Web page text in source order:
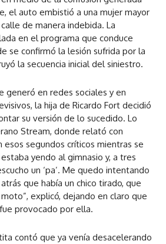
el auto embistió a una mujer mayor
de manera indebida. La
en el programa que conduce
se confirmó la lesión sufrida por la
la secuencia inicial del siniestro.
generó en redes sociales y en
la hija de Ricardo Fort decidió
su versión de lo sucedido. Lo
Stream, donde relató con
esos segundos críticos mientras se
estaba yendo al gimnasio y, a tres
un ‘pa’. Me quedo intentando
que había un chico tirado, que
, explicó, dejando en claro que
provocado por ella.
contó que ya venía desacelerando